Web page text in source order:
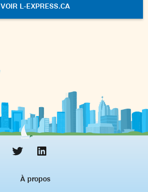
VOIR L-EXPRESS.CA
À propos